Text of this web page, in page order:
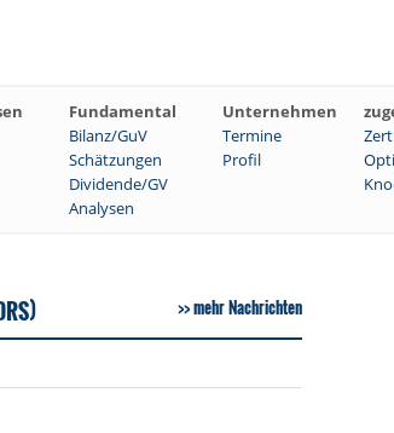
Fundamental Unternehmen
Bilanz/GuV Termine
Schätzungen Profil
Dividende/GV
Analysen
mehr Nachrichten